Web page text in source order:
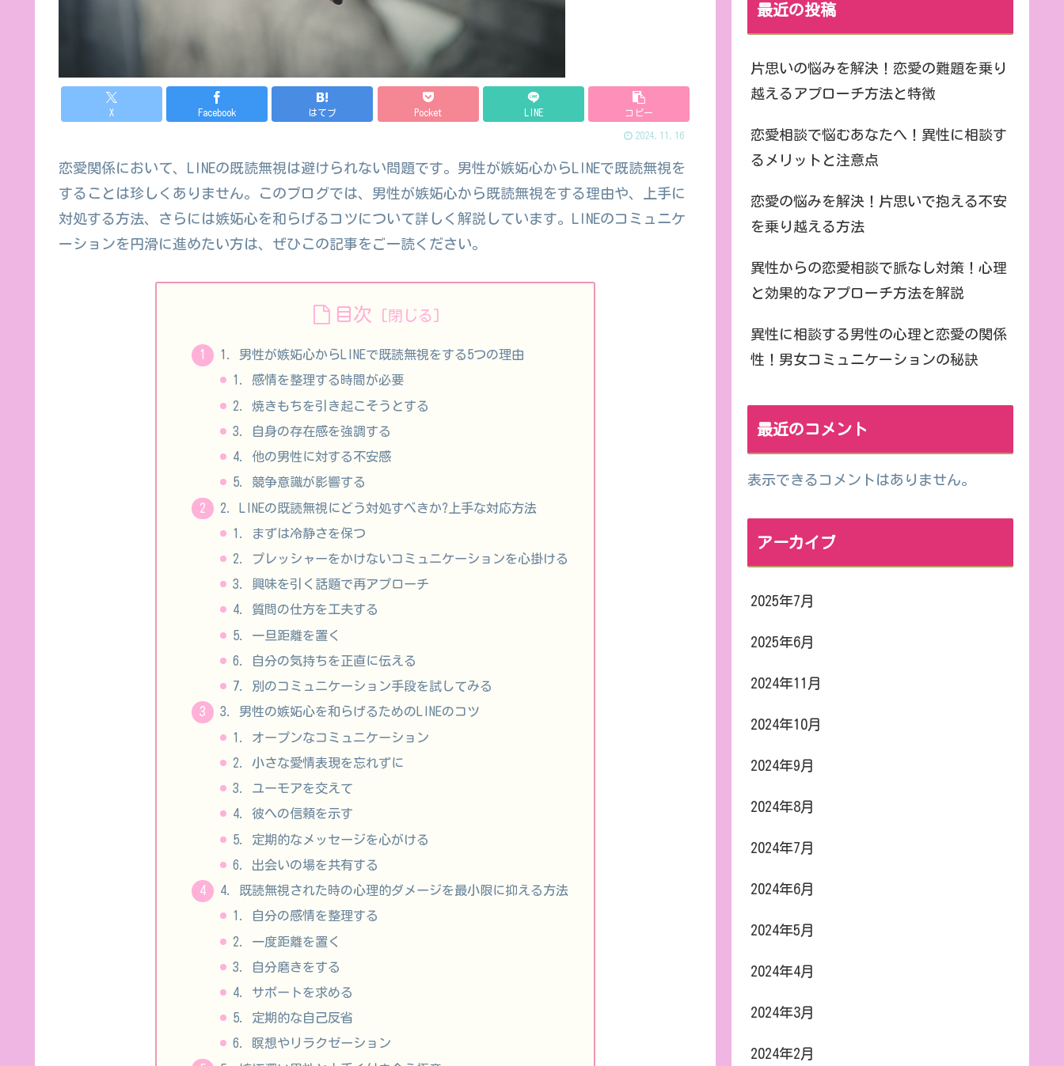
X Facebook はてブ Pocket LINE コピー
2024.11.16
恋愛関係において、LINEの既読無視は避けられない問題です。男性が嫉妬心からLINEで既読無視を
することは珍しくありません。このブログでは、男性が嫉妬心から既読無視をする理由や、上手に
対処する方法、さらには嫉妬心を和らげるコツについて詳しく解説しています。LINEのコミュニケ
ーションを円滑に進めたい方は、ぜひこの記事をご一読ください。
目次
1. 男性が嫉妬心からLINEで既読無視をする5つの理由
1. 感情を整理する時間が必要
2. 焼きもちを引き起こそうとする
3. 自身の存在感を強調する
4. 他の男性に対する不安感
5. 競争意識が影響する
2. LINEの既読無視にどう対処すべきか?上手な対応方法
1. まずは冷静さを保つ
2. プレッシャーをかけないコミュニケーションを心掛ける
3. 興味を引く話題で再アプローチ
4. 質問の仕方を工夫する
5. 一旦距離を置く
6. 自分の気持ちを正直に伝える
7. 別のコミュニケーション手段を試してみる
3. 男性の嫉妬心を和らげるためのLINEのコツ
1. オープンなコミュニケーション
2. 小さな愛情表現を忘れずに
3. ユーモアを交えて
4. 彼への信頼を示す
5. 定期的なメッセージを心がける
6. 出会いの場を共有する
4. 既読無視された時の心理的ダメージを最小限に抑える方法
1. 自分の感情を整理する
2. 一度距離を置く
3. 自分磨きをする
4. サポートを求める
5. 定期的な自己反省
6. 瞑想やリラクゼーション
最近の投稿
片思いの悩みを解決！恋愛の難題を乗り
越えるアプローチ方法と特徴
恋愛相談で悩むあなたへ！異性に相談す
るメリットと注意点
恋愛の悩みを解決！片思いで抱える不安
を乗り越える方法
異性からの恋愛相談で脈なし対策！心理
と効果的なアプローチ方法を解説
異性に相談する男性の心理と恋愛の関係
性！男女コミュニケーションの秘訣
最近のコメント
表示できるコメントはありません。
アーカイブ
2025年7月
2025年6月
2024年11月
2024年10月
2024年9月
2024年8月
2024年7月
2024年6月
2024年5月
2024年4月
2024年3月
2024年2月